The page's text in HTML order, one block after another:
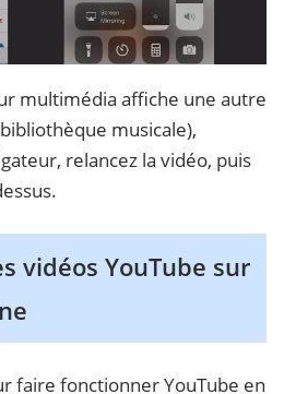
multimédia affiche une autre
musicale),
relancez la vidéo, puis
vidéos YouTube sur
faire fonctionner YouTube en